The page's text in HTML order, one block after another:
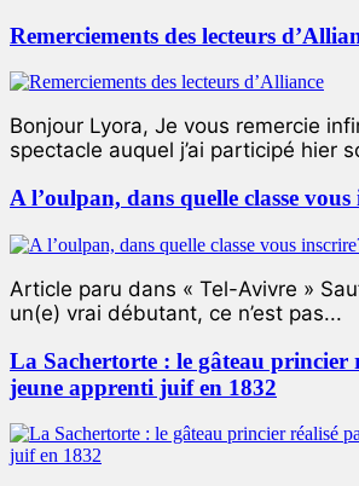
Remerciements des lecteurs
Bonjour Lyora, Je vous remercie
spectacle auquel j’ai participé hier
A l’oulpan, dans quelle classe vous
Article paru dans « Tel-Avivre »
un(e) vrai débutant, ce n’est pas...
La Sachertorte : le gâteau princier
jeune apprenti juif en 1832